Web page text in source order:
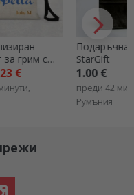
торбичка
Комплект
стикера
етикети)
Спорт
3.00 €
преди 42
Румъния